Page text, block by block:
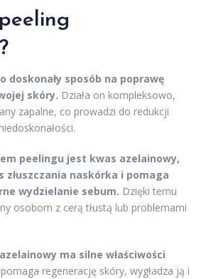
doskonały sposób na poprawę
skóry. Działa on kompleksowo,
zapalne, co prowadzi do redukcji
peelingu jest kwas azelainowy,
naskórka i pomaga
wydzielanie sebum. Dzięki temu
osobom z cerą tłustą lub problemami
ma silne właściwości
regenerację skóry, wygładza ją i